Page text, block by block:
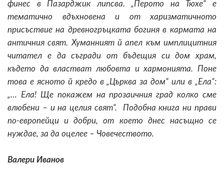
финес в Пазарджик липсва. „Перото на Тюхе“ е
тематично вдъхновена и от харизматичното
присъствие на древногръцката богиня в кармата на
античния свят. Хуманният й апел към имплицитния
читател е да съгради от бъдещия си дом храм,
където да властват любовта и хармонията. Поне
това е ясното й кредо в „Църква за дом“ или в „Ела“:
„… Ела! Ще покажем на прозаичния град колко сме
влюбени – и на целия свят“. Подобна книга ни прави
по-европейци и добри, от което днес насъщно се
нуждае, за да оцелее – Човечеството.
Валери Иванов